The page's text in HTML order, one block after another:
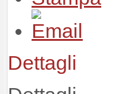
Dettagli